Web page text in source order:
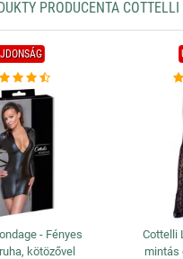
PRODUCENTA COTTELLI
- Fényes
kötözővel
Cottelli
mintás